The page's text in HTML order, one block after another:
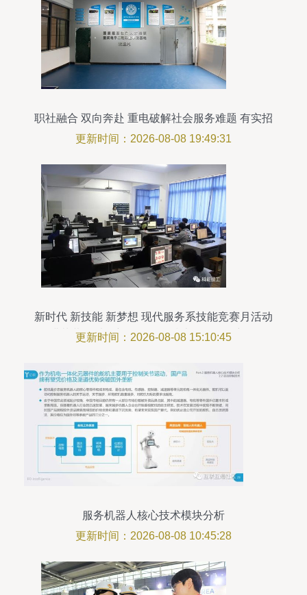
职社融合 双向奔赴 重电破解社会服务难题 有实招
更新时间：2026-08-08 19:49:31
新时代 新技能 新梦想 现代服务系技能竞赛月活动
圆满落幕，以创新引领信息技术咨询服务新征程
更新时间：2026-08-08 15:10:45
服务机器人核心技术模块分析
更新时间：2026-08-08 10:45:28